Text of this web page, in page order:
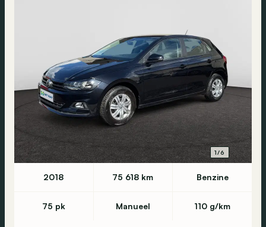
1/6
2018 75 618 km Benzine
75 pk Manueel 110 g/km